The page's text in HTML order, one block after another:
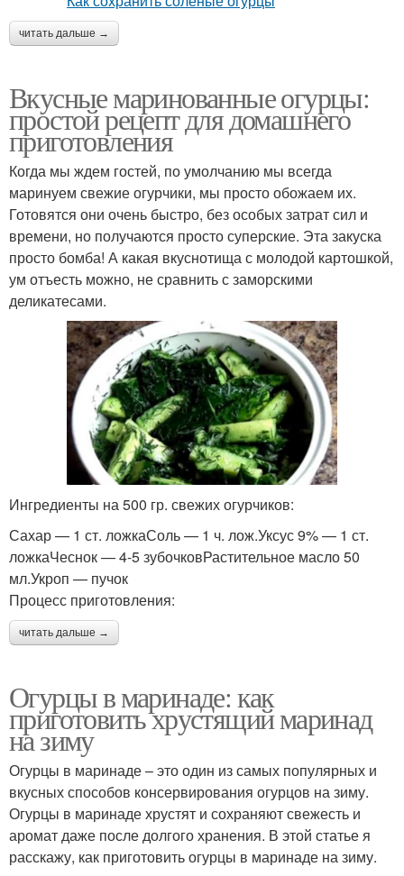
читать дальше →
Вкусные маринованные огурцы:
простой рецепт для домашнего
приготовления
Когда мы ждем гостей, по умолчанию мы всегда
маринуем свежие огурчики, мы просто обожаем их.
Готовятся они очень быстро, без особых затрат сил и
времени, но получаются просто суперские. Эта закуска
просто бомба! А какая вкуснотища с молодой картошкой,
ум отъесть можно, не сравнить с заморскими
деликатесами.
Ингредиенты на 500 гр. свежих огурчиков:
Сахар — 1 ст. ложкаСоль — 1 ч. лож.Уксус 9% — 1 ст.
ложкаЧеснок — 4-5 зубочковРастительное масло 50
мл.Укроп — пучок
Процесс приготовления:
читать дальше →
Огурцы в маринаде: как
приготовить хрустящий маринад
на зиму
Огурцы в маринаде – это один из самых популярных и
вкусных способов консервирования огурцов на зиму.
Огурцы в маринаде хрустят и сохраняют свежесть и
аромат даже после долгого хранения. В этой статье я
расскажу, как приготовить огурцы в маринаде на зиму.